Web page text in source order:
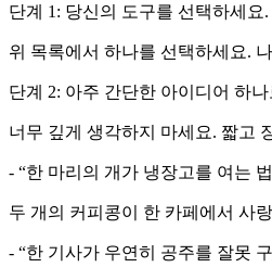
단계 1: 당신의 도구를 선택하세요.
위 목록에서 하나를 선택하세요.
단계 2: 아주 간단한 아이디어 하
너무 깊게 생각하지 마세요. 짧고
- “한 마리의 개가 냉장고를 여는
두 개의 커피콩이 한 카페에서 사
- “한 기사가 우연히 공주를 잘못